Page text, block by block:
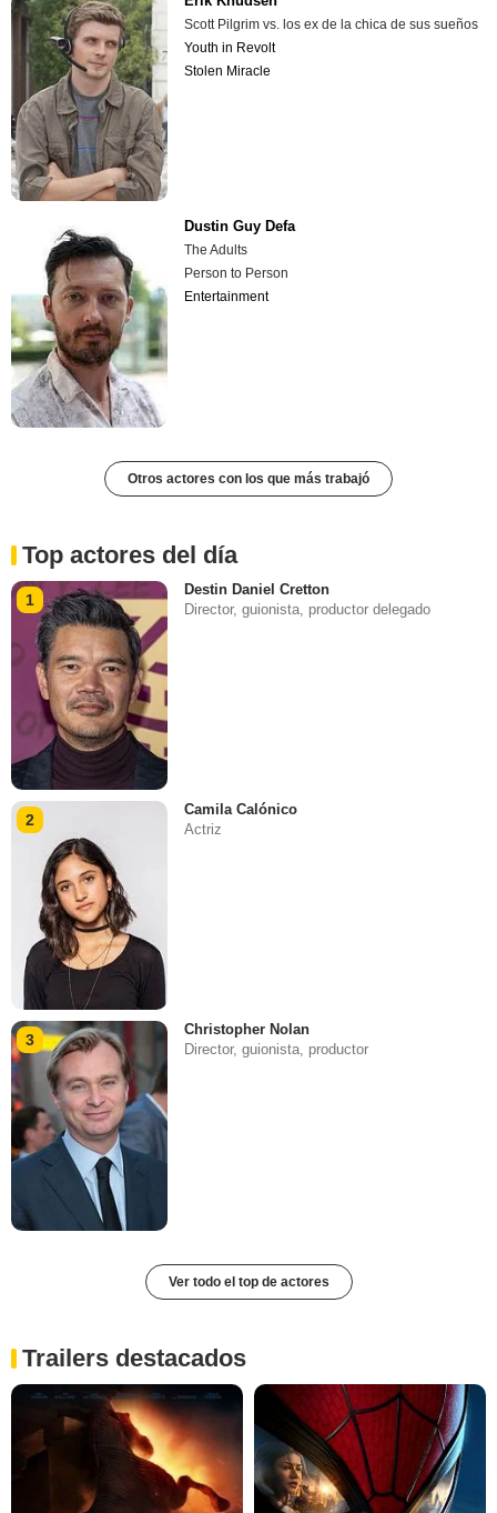
Scott Pilgrim vs. los ex de la chica de sus sueños
Youth in Revolt
Stolen Miracle
Dustin Guy Defa
The Adults
Person to Person
Entertainment
Otros actores con los que más trabajó
Top actores del día
1
Destin Daniel Cretton
Director, guionista, productor delegado
2
Camila Calónico
Actriz
3
Christopher Nolan
Director, guionista, productor
Ver todo el top de actores
Trailers destacados